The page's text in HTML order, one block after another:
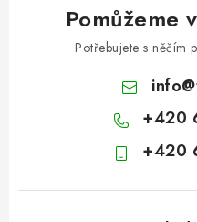
Pomůžeme
Potřebujete s něčím
info@
+420
+420